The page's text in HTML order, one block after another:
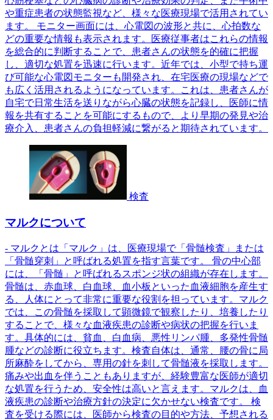
や重症患者の状態監視など、様々な医療現場で活用されてい
ます。 モニター画面には、心電図の波形と共に、心拍数な
どの重要な情報も表示されます。医療従事者はこれらの情報
を総合的に判断することで、患者さんの状態を的確に把握
し、適切な処置を迅速に行います。近年では、小型で持ち運
び可能な心電図モニターも開発され、在宅医療の現場などで
も広く活用されるようになっています。これは、患者さんが
自宅で日常生活を送りながら心臓の状態を記録し、医師に情
報を共有することを可能にするもので、より早期の発見や治
療介入、患者さんの負担軽減に繋がると期待されています。
検査
マルクについて
- マルクとは「マルク」は、医療現場で「骨髄検査」または
「骨髄穿刺」と呼ばれる処置を指す言葉です。 骨の中心部
には、「骨髄」と呼ばれるスポンジ状の組織が存在します。
骨髄は、赤血球、白血球、血小板といった血液細胞を産生す
る、人体にとって非常に重要な役割を担っています。マルク
では、この骨髄を採取して顕微鏡で観察したり、培養したり
することで、様々な血液疾患の診断や病状の把握を行いま
す。具体的には、貧血、白血病、悪性リンパ腫、多発性骨髄
腫などの診断に役立ちます。検査自体は、通常、腰の骨に局
所麻酔をしてから、専用の針を刺して骨髄液を採取します。
痛みや出血を伴うこともありますが、経験豊富な医師が適切
な処置を行うため、安全性は高いと言えます。マルクは、血
液疾患の診断や治療方針の決定に欠かせない検査です。 検
査を受ける際には、医師から検査の目的や方法、予想される